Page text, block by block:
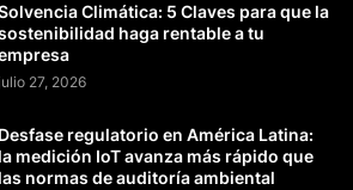
Climática: 5 Claves para que la
haga rentable a tu
27, 2026
Desfase regulatorio en América Latina:
la medición IoT avanza más rápido que
las normas de auditoría ambiental